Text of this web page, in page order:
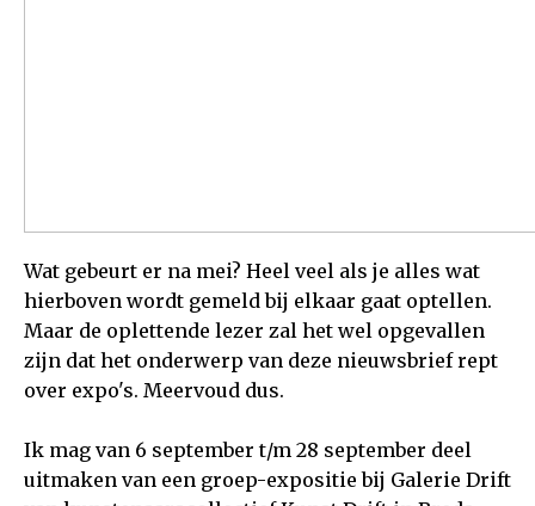
Wat gebeurt er na mei? Heel veel als je alles wat
hierboven wordt gemeld bij elkaar gaat optellen.
Maar de oplettende lezer zal het wel opgevallen
zijn dat het onderwerp van deze nieuwsbrief rept
over expo's. Meervoud dus.
Ik mag van 6 september t/m 28 september deel
uitmaken van een groep-expositie bij Galerie Drift